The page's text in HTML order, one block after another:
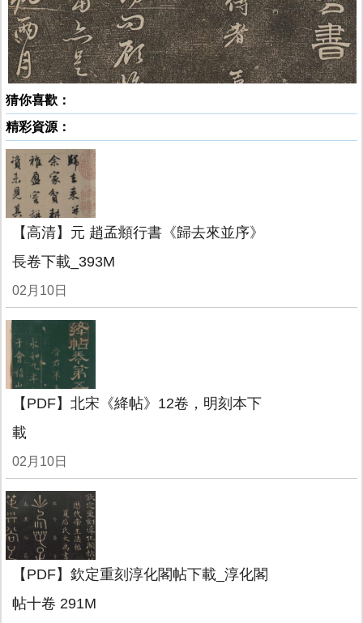
猜你喜歡：
精彩資源：
【高清】元 趙孟頫行書《歸去來並序》
長卷下載_393M
02月10日
【PDF】北宋《絳帖》12卷，明刻本下
載
02月10日
【PDF】欽定重刻淳化閣帖下載_淳化閣
帖十卷 291M